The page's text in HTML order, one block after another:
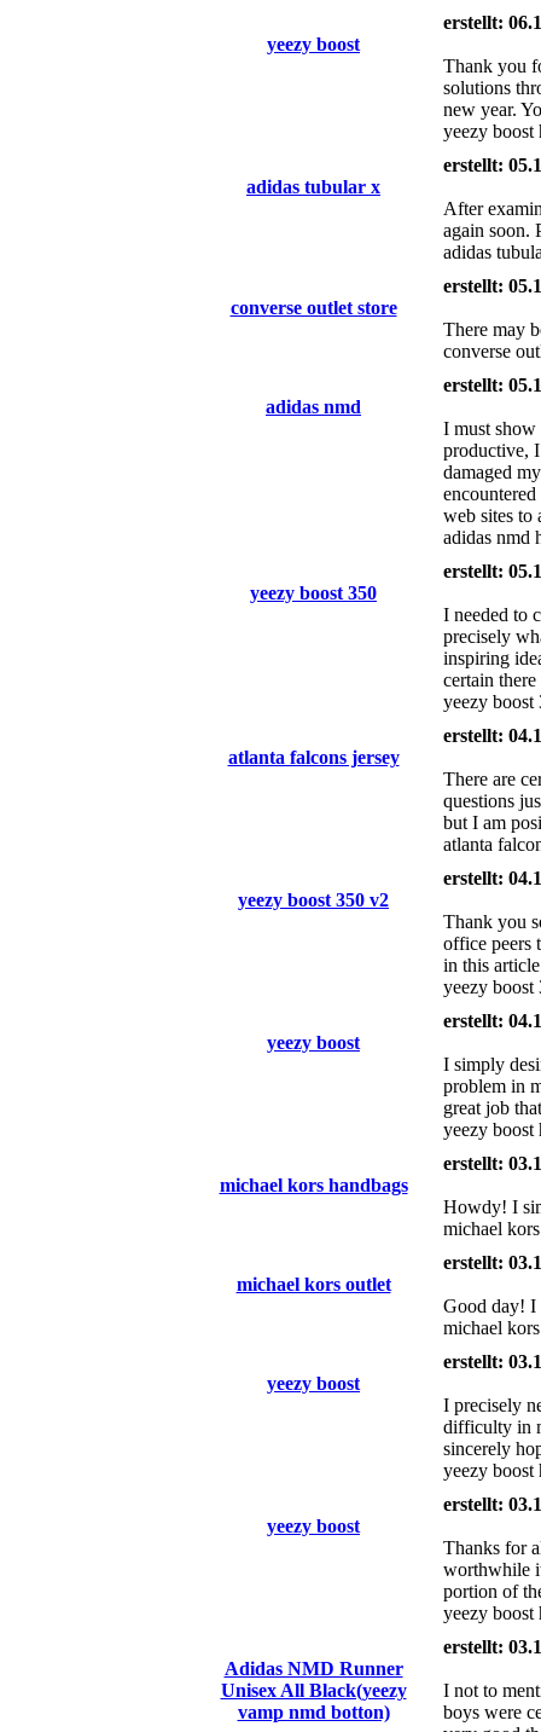
yeezy boost
erstellt:
Thank you
solutions
new year.
yeezy
adidas tubular x
erstellt:
After
again soon.
adidas
converse outlet store
erstellt:
There may
converse
adidas nmd
erstellt:
I must show
productive,
damaged
web sites to
adidas nmd
yeezy boost 350
erstellt:
I needed to
precisely
inspiring
certain
yeezy boost
atlanta falcons jersey
erstellt:
There are
questions
but I am
atlanta
yeezy boost 350 v2
erstellt:
Thank you
office peers
in this
yeezy
yeezy boost
erstellt:
I simply
problem in
great job
yeezy boost
michael kors handbags
erstellt:
Howdy! I
michael
michael kors outlet
erstellt:
Good day! I
michael
yeezy boost
erstellt:
I precisely
difficulty in
sincerely
yeezy boost
yeezy boost
erstellt:
Thanks for
worthwhile
portion of
yeezy boost
Adidas NMD Runner
Unisex All Black(yeezy
vamp nmd botton)
erstellt:
I not to
boys were